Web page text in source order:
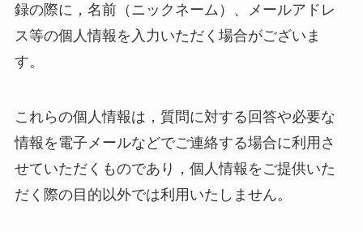
録の際に，名前（ニックネーム）、メールアドレ
ス等の個人情報を入力いただく場合がございま
す。
これらの個人情報は，質問に対する回答や必要な
情報を電子メールなどでご連絡する場合に利用さ
せていただくものであり，個人情報をご提供いた
だく際の目的以外では利用いたしません。